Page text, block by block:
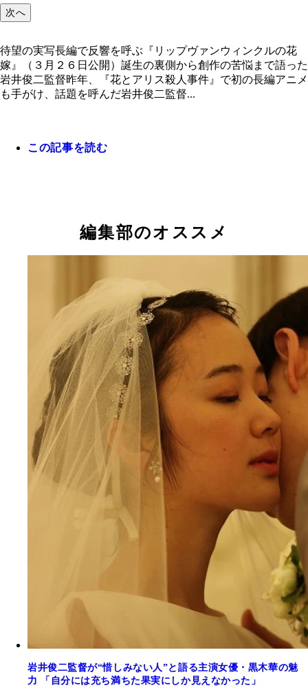
まで語った岩井俊二監督
次へ
待望の実写長編で反響を呼ぶ『リップヴァンウィンクルの花
嫁』（３月２６日公開）誕生の裏側から創作の苦悩まで語った
岩井俊二監督昨年、『花とアリス殺人事件』で初の長編アニメ
も手がけ、話題を呼んだ岩井俊二監督...
この記事を読む
編集部のオススメ
岩井俊二監督が“惜しみない人”と語る主演女優・黒木華の魅
力 「自分には充ち満ちた果実にしか見えなかった」